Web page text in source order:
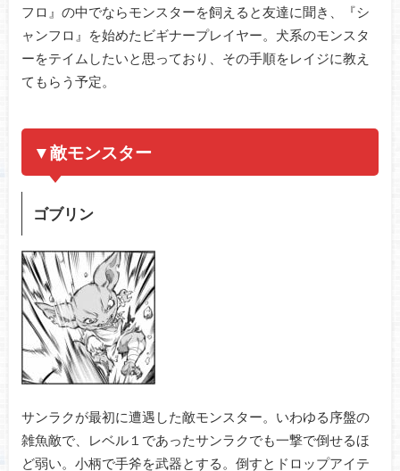
フロ』の中でならモンスターを飼えると友達に聞き、『シ
ャンフロ』を始めたビギナープレイヤー。犬系のモンスタ
ーをテイムしたいと思っており、その手順をレイジに教え
てもらう予定。
▼敵モンスター
ゴブリン
サンラクが最初に遭遇した敵モンスター。いわゆる序盤の
雑魚敵で、レベル１であったサンラクでも一撃で倒せるほ
ど弱い。小柄で手斧を武器とする。倒すとドロップアイテ